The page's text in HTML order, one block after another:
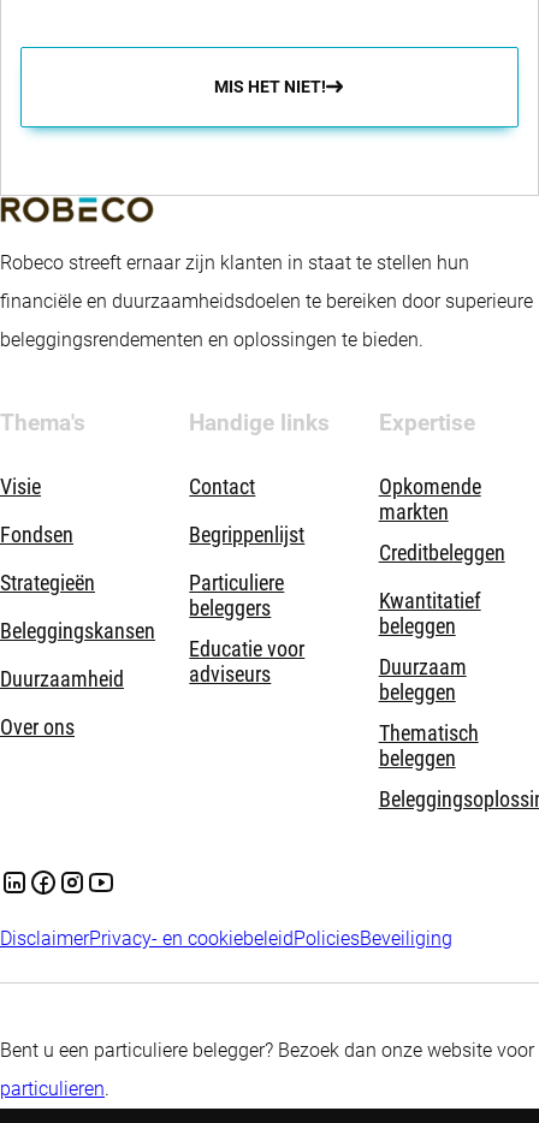
MIS HET NIET!
Robeco streeft ernaar zijn klanten in staat te stellen hun
financiële en duurzaamheidsdoelen te bereiken door superieure
beleggingsrendementen en oplossingen te bieden.
Thema's
Visie
Fondsen
Strategieën
Beleggingskansen
Duurzaamheid
Over ons
Handige links
Contact
Begrippenlijst
Particuliere
beleggers
Educatie voor
adviseurs
Expertise
Opkomende
markten
Creditbeleggen
Kwantitatief
beleggen
Duurzaam
beleggen
Thematisch
beleggen
DisclaimerPrivacy- en cookiebeleidPoliciesBeveiliging
Bent u een particuliere belegger? Bezoek dan onze website voor
particulieren.